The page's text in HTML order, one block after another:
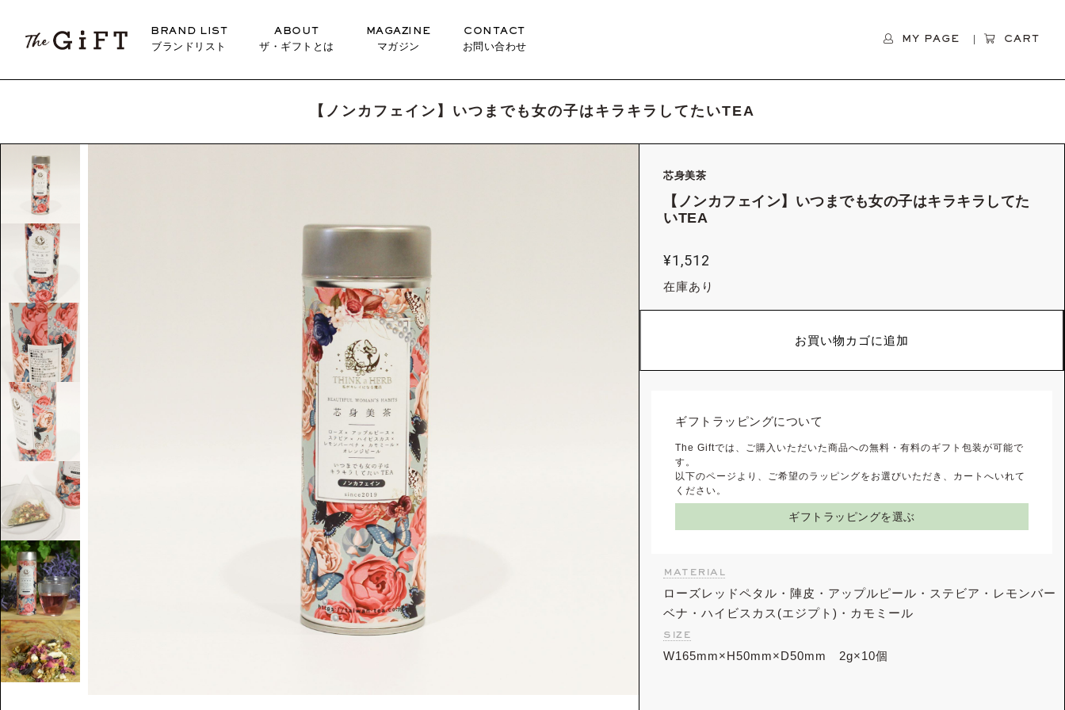
BRAND LIST
ブランドリスト
ABOUT
ザ・ギフトとは
MAGAZINE
マガジン
CONTACT
お問い合わせ
MY PAGE CART
【ノンカフェイン】いつまでも女の子はキラキラしてたいTEA
芯身美茶
【ノンカフェイン】いつまでも女の子はキラキラしてた
いTEA
¥1,512
在庫あり
お買い物カゴに追加
ギフトラッピングについて
The Giftでは、ご購入いただいた商品への無料・有料のギフト包装が可能で
す。
以下のページより、ご希望のラッピングをお選びいただき、カートへいれて
ください。
ギフトラッピングを選ぶ
material
ローズレッドペタル・陣皮・アップルピール・ステビア・レモンバー
ベナ・ハイビスカス(エジプト)・カモミール
size
W165mm×H50mm×D50mm 2g×10個